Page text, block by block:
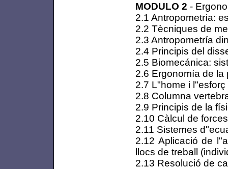
MODULO 2 -
2.1 Antropometría:
2.2 Tècniques de
2.3 Antropometría
2.4 Principis del
2.5 Biomecánica:
2.6 Ergonomía de la
2.7 L"home i l"esforç
2.8 Columna
2.9 Principis de la
2.10 Càlcul de
2.11 Sistemes
2.12 Aplicació de
llocs de treball
2.13 Resolució de